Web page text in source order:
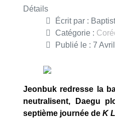
Détails
Écrit par :
Catégorie :
Publié le : 7
Jeonbuk redresse la
neutralisent, Daegu
septième journée de K